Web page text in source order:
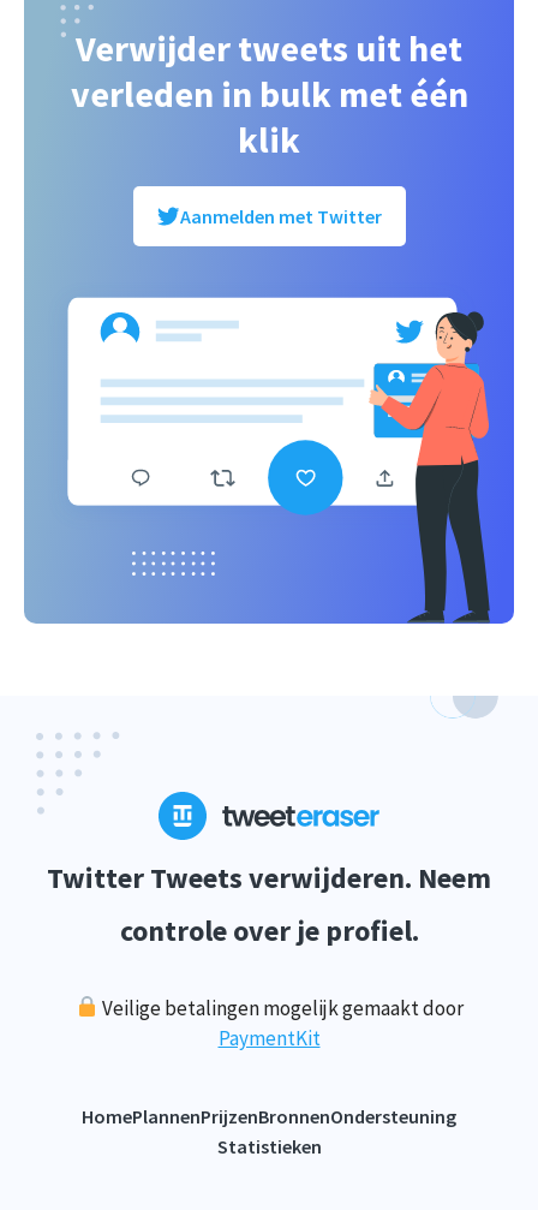
Verwijder tweets uit het
verleden in bulk met één
klik
Aanmelden met Twitter
Twitter Tweets verwijderen. Neem
controle over je profiel.
Veilige betalingen mogelijk gemaakt door
PaymentKit
HomePlannenPrijzenBronnenOndersteuning
Statistieken